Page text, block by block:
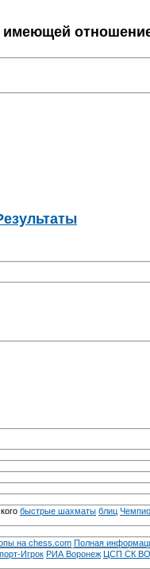
быстрые шахматы блиц
на chess.com Полная
Игрок РИА Воронеж ЦСП СК ВО